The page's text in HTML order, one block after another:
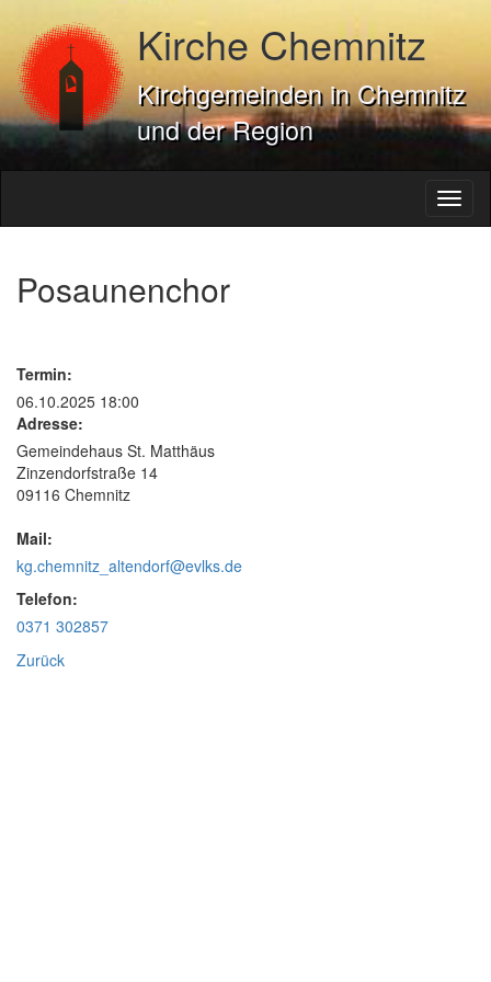
Kirche Chemnitz
Kirchgemeinden in Chemnitz
und der Region
Posaunenchor
Termin:
06.10.2025 18:00
Adresse:
Gemeindehaus St. Matthäus
Zinzendorfstraße 14
09116 Chemnitz
Mail:
kg.chemnitz_altendorf@evlks.de
Telefon:
0371 302857
Zurück